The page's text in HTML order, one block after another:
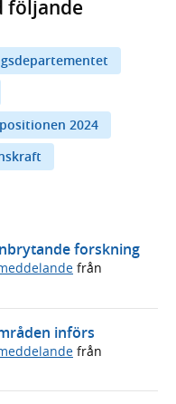
följande
2024
forskning
från
införs
från